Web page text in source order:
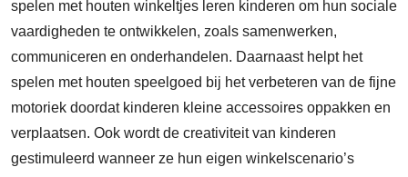
spelen met houten winkeltjes leren kinderen om hun sociale
vaardigheden te ontwikkelen, zoals samenwerken,
communiceren en onderhandelen. Daarnaast helpt het
spelen met houten speelgoed bij het verbeteren van de fijne
motoriek doordat kinderen kleine accessoires oppakken en
verplaatsen. Ook wordt de creativiteit van kinderen
gestimuleerd wanneer ze hun eigen winkelscenario’s